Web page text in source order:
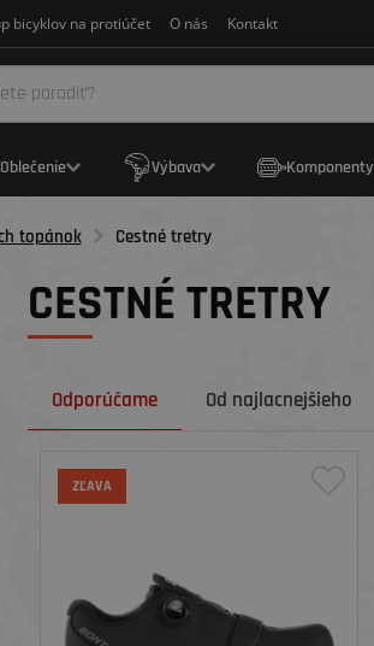
bicyklov na protiúčet O nás Kontakt
Oblečenie Výbava Komponenty
topánok Cestné tretry
CESTNÉ TRETRY
Odporúčame Od najlacnejšieho
ZĽAVA